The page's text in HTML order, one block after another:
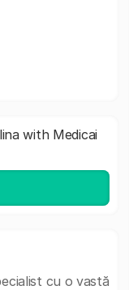
with Medicai
cu o vastă